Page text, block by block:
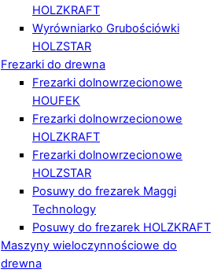
HOLZKRAFT
Wyrówniarko Grubościówki
HOLZSTAR
Frezarki do drewna
Frezarki dolnowrzecionowe
HOUFEK
Frezarki dolnowrzecionowe
HOLZKRAFT
Frezarki dolnowrzecionowe
HOLZSTAR
Posuwy do frezarek Maggi
Technology
Posuwy do frezarek HOLZKRAFT
Maszyny wieloczynnościowe do
drewna